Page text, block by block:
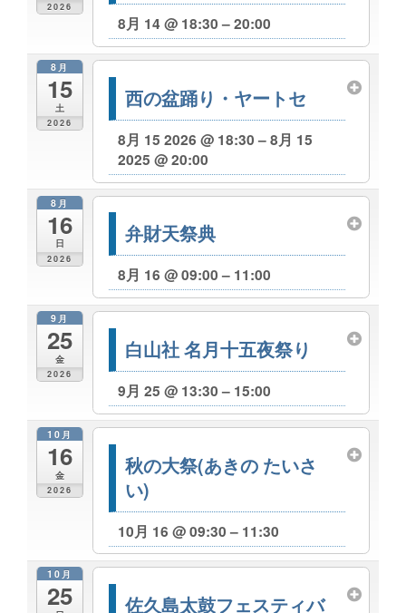
2026
8月 14 @ 18:30 – 20:00
8月
15
土
2026
西の盆踊り・ヤートセ
8月 15 2026 @ 18:30 – 8月 15
2025 @ 20:00
8月
16
日
2026
弁財天祭典
8月 16 @ 09:00 – 11:00
9月
25
金
2026
白山社 名月十五夜祭り
9月 25 @ 13:30 – 15:00
10月
16
金
2026
秋の大祭(あきの たいさ
い)
10月 16 @ 09:30 – 11:30
10月
25
佐久島太鼓フェスティバ